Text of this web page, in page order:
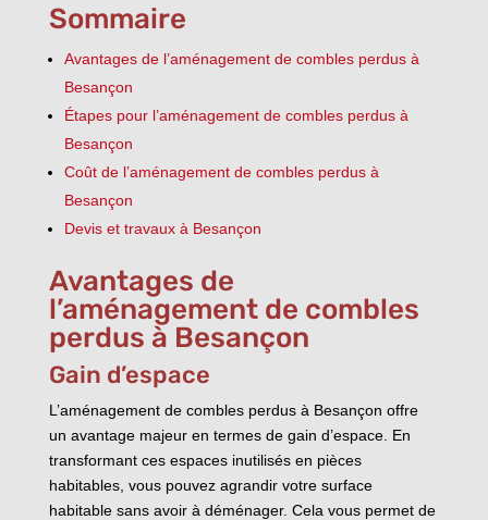
Sommaire
Avantages de l’aménagement de combles perdus à
Besançon
Étapes pour l’aménagement de combles perdus à
Besançon
Coût de l’aménagement de combles perdus à
Besançon
Devis et travaux à Besançon
Avantages de
l’aménagement de combles
perdus à Besançon
Gain d’espace
L’aménagement de combles perdus à Besançon offre
un avantage majeur en termes de gain d’espace. En
transformant ces espaces inutilisés en pièces
habitables, vous pouvez agrandir votre surface
habitable sans avoir à déménager. Cela vous permet de